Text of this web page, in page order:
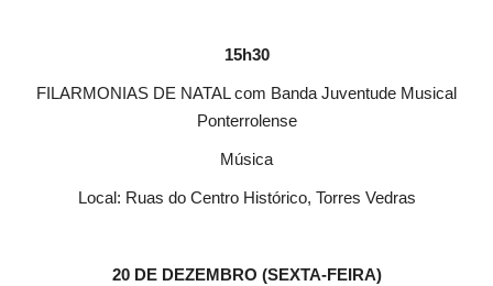
15h30
FILARMONIAS DE NATAL com Banda Juventude Musical
Ponterrolense
Música
Local: Ruas do Centro Histórico, Torres Vedras
20 DE DEZEMBRO (SEXTA-FEIRA)